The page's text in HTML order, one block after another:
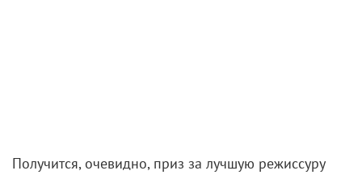
Получится, очевидно, приз за лучшую режиссуру